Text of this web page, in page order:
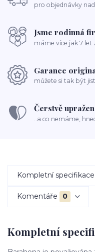
pro objednávky
Jsme rodinná
máme více jak 7 let
Garance
můžete si tak být
Čerstvě
..a co nemáme,
Kompletní specifikace
Komentáře 0
Kompletní